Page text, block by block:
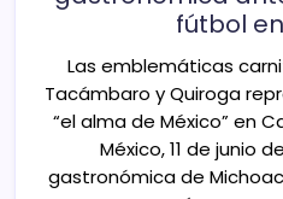
fútbol
Las emblemáticas
Tacámbaro y Quiroga
“el alma de México” en
México, 11 de junio
gastronómica de